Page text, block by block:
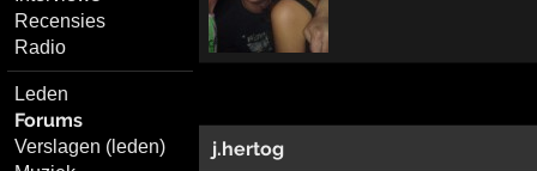
Recensies
Radio
Leden
Forums
Verslagen (leden)
j.hertog